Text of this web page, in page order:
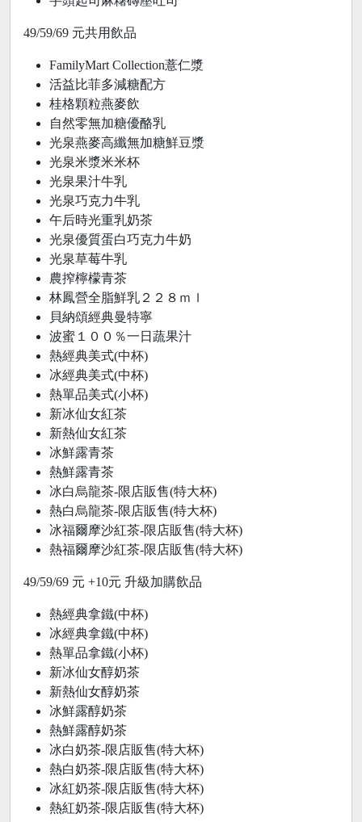
49/59/69 元共用飲品
FamilyMart Collection薏仁漿
活益比菲多減糖配方
桂格顆粒燕麥飲
自然零無加糖優酪乳
光泉燕麥高纖無加糖鮮豆漿
光泉米漿米米杯
光泉果汁牛乳
光泉巧克力牛乳
午后時光重乳奶茶
光泉優質蛋白巧克力牛奶
光泉草莓牛乳
農搾檸檬青茶
林鳳營全脂鮮乳２２８ｍｌ
貝納頌經典曼特寧
波蜜１００％一日蔬果汁
熱經典美式(中杯)
冰經典美式(中杯)
熱單品美式(小杯)
新冰仙女紅茶
新熱仙女紅茶
冰鮮露青茶
熱鮮露青茶
冰白烏龍茶-限店販售(特大杯)
熱白烏龍茶-限店販售(特大杯)
冰福爾摩沙紅茶-限店販售(特大杯)
熱福爾摩沙紅茶-限店販售(特大杯)
49/59/69 元 +10元 升級加購飲品
熱經典拿鐵(中杯)
冰經典拿鐵(中杯)
熱單品拿鐵(小杯)
新冰仙女醇奶茶
新熱仙女醇奶茶
冰鮮露醇奶茶
熱鮮露醇奶茶
冰白奶茶-限店販售(特大杯)
熱白奶茶-限店販售(特大杯)
冰紅奶茶-限店販售(特大杯)
熱紅奶茶-限店販售(特大杯)